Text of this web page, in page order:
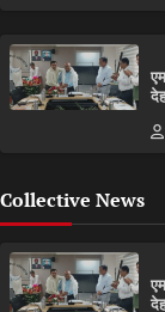
Collective News